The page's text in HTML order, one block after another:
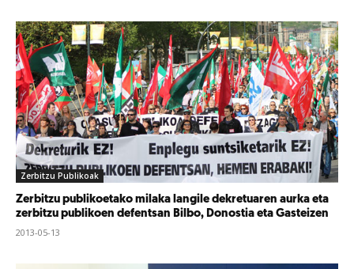
Zerbitzu Publikoak
Zerbitzu publikoetako milaka langile dekretuaren aurka eta
zerbitzu publikoen defentsan Bilbo, Donostia eta Gasteizen
2013-05-13